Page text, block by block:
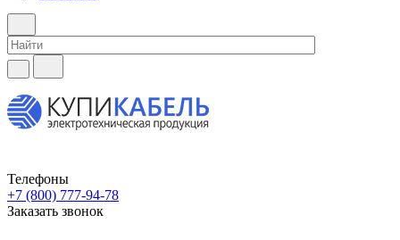
Телефоны
+7 (800) 777-94-78
Заказать звонок